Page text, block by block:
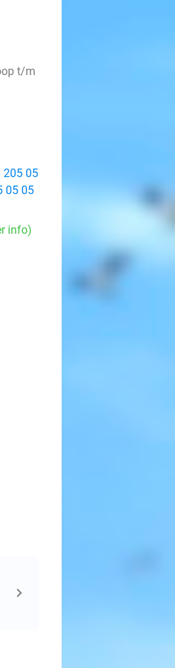
t/m
205 05
05 05
info)